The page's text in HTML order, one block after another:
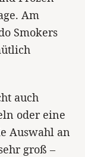
Am
Smokers
auch
oder eine
Auswahl an
groß –